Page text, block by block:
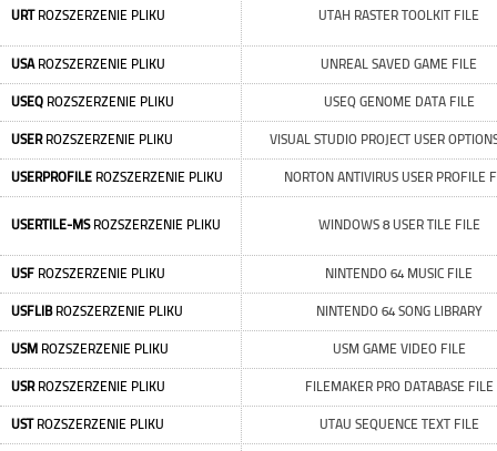
URTROZSZERZENIE PLIKU UTAH RASTER TOOLKIT FILE
USAROZSZERZENIE PLIKU UNREAL SAVED GAME FILE
USEQ ROZSZERZENIE PLIKU USEQ GENOME DATA FILE
USERROZSZERZENIE PLIKU VISUAL STUDIO PROJECT USER
USERPROFILE ROZSZERZENIE PLIKU NORTON ANTIVIRUS USER PROFILE
USERTILE-MSROZSZERZENIE PLIKU WINDOWS 8 USER TILE FILE
USF ROZSZERZENIE PLIKU NINTENDO 64 MUSIC FILE
USFLIBROZSZERZENIE PLIKU NINTENDO 64 SONG LIBRARY
USM ROZSZERZENIE PLIKU USM GAME VIDEO FILE
USRROZSZERZENIE PLIKU FILEMAKER PRO DATABASE FILE
USTROZSZERZENIE PLIKU UTAU SEQUENCE TEXT FILE